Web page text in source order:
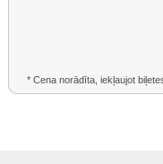
* Cena norādīta, iekļaujot